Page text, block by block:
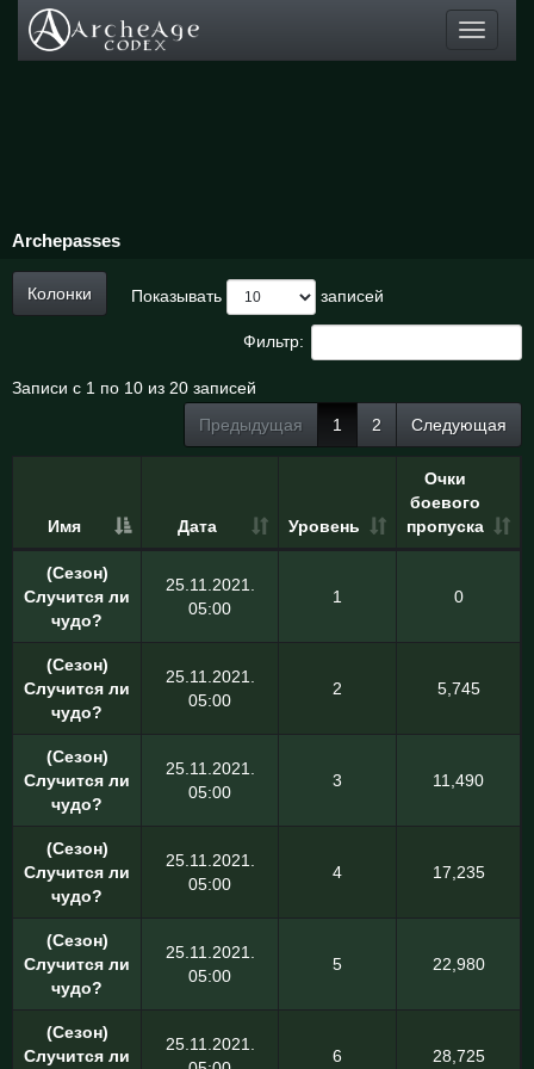
Toggle
Archepasses
Колонки Показывать записей
Фильтр:
Записи с 1 по 10 из 20 записей
Предыдущая
1 2 Следующая
Имя Дата Уровень
Очки
боевого
пропуска
(Сезон)
Случится ли
чудо?
25.11.2021.
05:00
1 0
(Сезон)
Случится ли
чудо?
25.11.2021.
05:00
2 5,745
(Сезон)
Случится ли
чудо?
25.11.2021.
05:00
3 11,490
(Сезон)
Случится ли
чудо?
25.11.2021.
05:00
4 17,235
(Сезон)
Случится ли
чудо?
25.11.2021.
05:00
5 22,980
(Сезон)
Случится ли
25.11.2021.
6 28,725